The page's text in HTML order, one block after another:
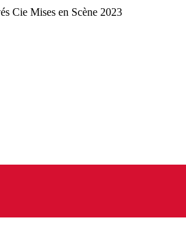
Cie Mises en Scène 2023